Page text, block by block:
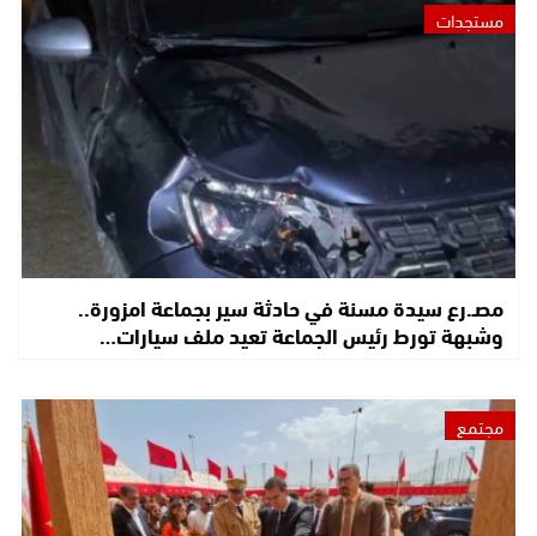
مستجدات
مصـ.رع سيدة مسنة في حادثة سير بجماعة امزورة..
وشبهة تورط رئيس الجماعة تعيد ملف سيارات…
مجتمع